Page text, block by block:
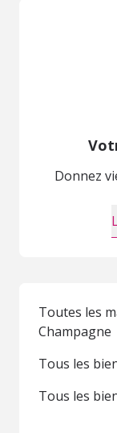
Donnez
Toutes les
Champagne
Tous les
Tous les